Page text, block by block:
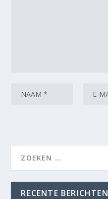
RECENTE BERICHTEN